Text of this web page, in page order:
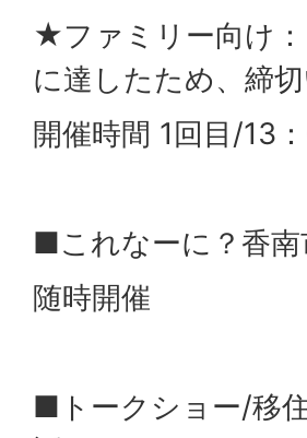
★ファミリー向け
に達したため、締
開催時間 1回目/13
■これなーに？香南
随時開催
■トークショー/移